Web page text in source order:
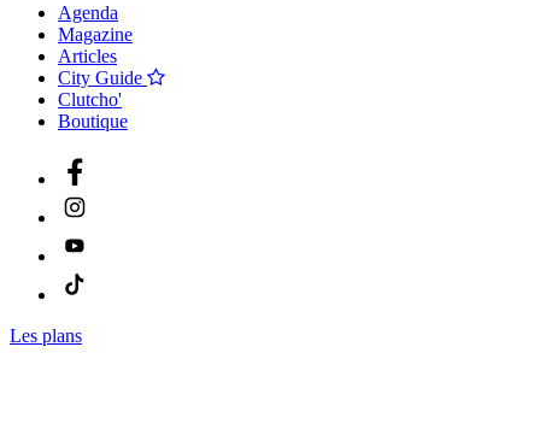
Agenda
Magazine
Articles
City Guide
Clutcho'
Boutique
Les plans